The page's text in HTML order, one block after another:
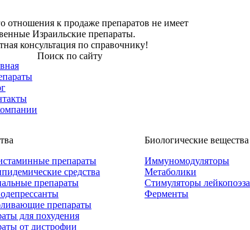
отношения к продаже препаратов не имеет
Израильские препараты.
консультация по справочнику!
Поиск по сайту
препараты
средства
препараты
препараты
для похудения
от дистрофии
Биологические вещества
Иммуномодуляторы
Метаболики
Стимуляторы лейкопоэза
Ферменты